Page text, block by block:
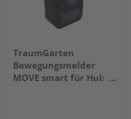
TraumGarten
Bewegungsmelder
MOVE smart für Hub